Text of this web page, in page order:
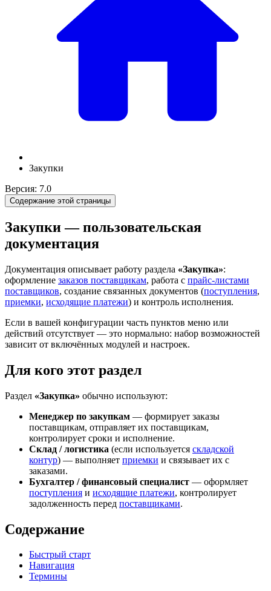
Закупки
Версия: 7.0
Содержание этой страницы
Закупки — пользовательская
документация
Документация описывает работу раздела «Закупка»:
оформление заказов поставщикам, работа с прайс-листами
поставщиков, создание связанных документов (поступления,
приемки, исходящие платежи) и контроль исполнения.
Если в вашей конфигурации часть пунктов меню или
действий отсутствует — это нормально: набор возможностей
зависит от включённых модулей и настроек.
Для кого этот раздел
Раздел «Закупка» обычно используют:
Менеджер по закупкам — формирует заказы
поставщикам, отправляет их поставщикам,
контролирует сроки и исполнение.
Склад / логистика (если используется складской
контур) — выполняет приемки и связывает их с
заказами.
Бухгалтер / финансовый специалист — оформляет
поступления и исходящие платежи, контролирует
задолженность перед поставщиками.
Содержание
Быстрый старт
Навигация
Термины